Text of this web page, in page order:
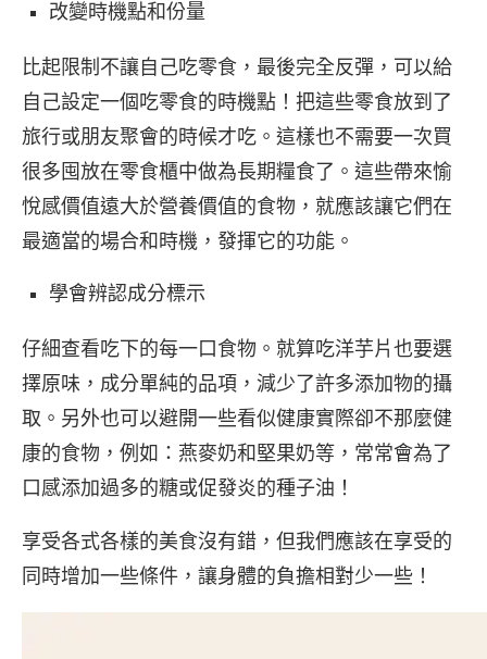
改變時機點和份量
比起限制不讓自己吃零食，最後完全反彈，可以給
自己設定一個吃零食的時機點！把這些零食放到了
旅行或朋友聚會的時候才吃。這樣也不需要一次買
很多囤放在零食櫃中做為長期糧食了。這些帶來愉
悅感價值遠大於營養價值的食物，就應該讓它們在
最適當的場合和時機，發揮它的功能。
學會辨認成分標示
仔細查看吃下的每一口食物。就算吃洋芋片也要選
擇原味，成分單純的品項，減少了許多添加物的攝
取。另外也可以避開一些看似健康實際卻不那麼健
康的食物，例如：燕麥奶和堅果奶等，常常會為了
口感添加過多的糖或促發炎的種子油！
享受各式各樣的美食沒有錯，但我們應該在享受的
同時增加一些條件，讓身體的負擔相對少一些！